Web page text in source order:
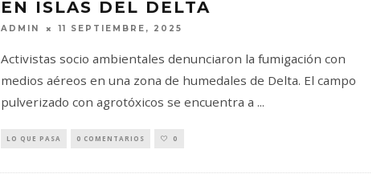
EN ISLAS DEL DELTA
ADMIN 11 SEPTIEMBRE, 2025
Activistas socio ambientales denunciaron la fumigación con
medios aéreos en una zona de humedales de Delta. El campo
pulverizado con agrotóxicos se encuentra a ...
LO QUE PASA 0 COMENTARIOS 0